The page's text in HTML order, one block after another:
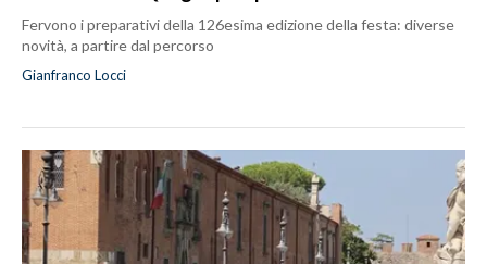
Fervono i preparativi della 126esima edizione della festa: diverse
novità, a partire dal percorso
Gianfranco Locci